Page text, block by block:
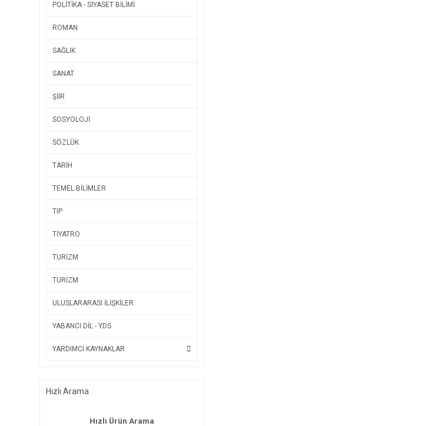
POLİTİKA - SİYASET BİLİMİ
ROMAN
SAĞLIK
SANAT
ŞİİR
SOSYOLOJİ
SÖZLÜK
TARİH
TEMEL BİLİMLER
TIP
TİYATRO
TURİZM
TURİZM
ULUSLARARASI İLİŞKİLER
YABANCI DİL - YDS
YARDIMCI KAYNAKLAR
Hızlı Arama
Hızlı Ürün Arama